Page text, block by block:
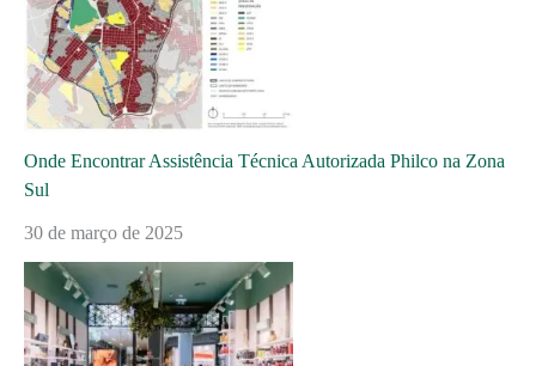
Onde Encontrar Assistência Técnica Autorizada Philco na Zona
Sul
30 de março de 2025